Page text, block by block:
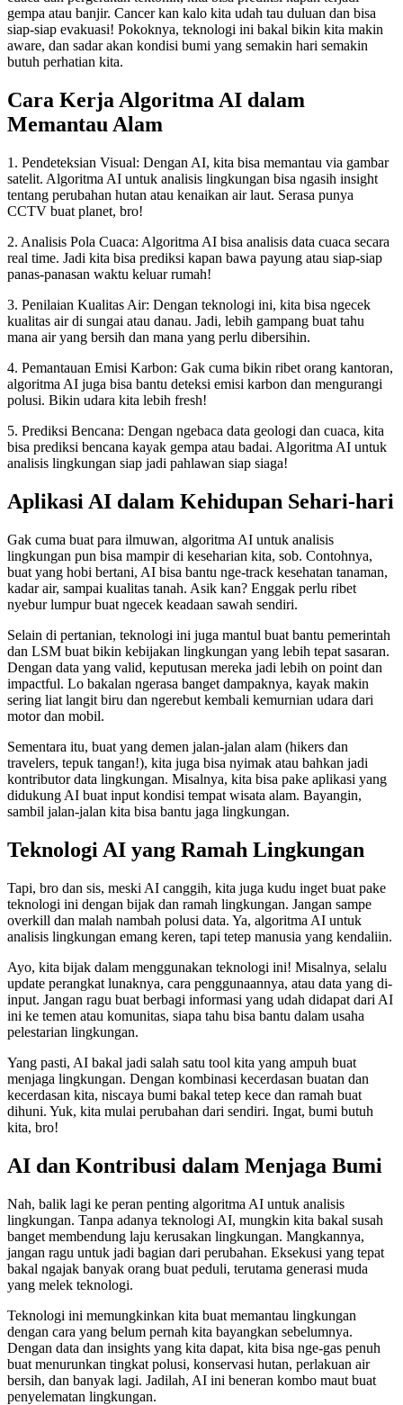
gempa atau banjir. Cancer kan kalo kita udah tau duluan dan bisa
siap-siap evakuasi! Pokoknya, teknologi ini bakal bikin kita makin
aware, dan sadar akan kondisi bumi yang semakin hari semakin
butuh perhatian kita.
Cara Kerja Algoritma AI dalam
Memantau Alam
1. Pendeteksian Visual: Dengan AI, kita bisa memantau via gambar
satelit. Algoritma AI untuk analisis lingkungan bisa ngasih insight
tentang perubahan hutan atau kenaikan air laut. Serasa punya
CCTV buat planet, bro!
2. Analisis Pola Cuaca: Algoritma AI bisa analisis data cuaca secara
real time. Jadi kita bisa prediksi kapan bawa payung atau siap-siap
panas-panasan waktu keluar rumah!
3. Penilaian Kualitas Air: Dengan teknologi ini, kita bisa ngecek
kualitas air di sungai atau danau. Jadi, lebih gampang buat tahu
mana air yang bersih dan mana yang perlu dibersihin.
4. Pemantauan Emisi Karbon: Gak cuma bikin ribet orang kantoran,
algoritma AI juga bisa bantu deteksi emisi karbon dan mengurangi
polusi. Bikin udara kita lebih fresh!
5. Prediksi Bencana: Dengan ngebaca data geologi dan cuaca, kita
bisa prediksi bencana kayak gempa atau badai. Algoritma AI untuk
analisis lingkungan siap jadi pahlawan siap siaga!
Aplikasi AI dalam Kehidupan Sehari-hari
Gak cuma buat para ilmuwan, algoritma AI untuk analisis
lingkungan pun bisa mampir di keseharian kita, sob. Contohnya,
buat yang hobi bertani, AI bisa bantu nge-track kesehatan tanaman,
kadar air, sampai kualitas tanah. Asik kan? Enggak perlu ribet
nyebur lumpur buat ngecek keadaan sawah sendiri.
Selain di pertanian, teknologi ini juga mantul buat bantu pemerintah
dan LSM buat bikin kebijakan lingkungan yang lebih tepat sasaran.
Dengan data yang valid, keputusan mereka jadi lebih on point dan
impactful. Lo bakalan ngerasa banget dampaknya, kayak makin
sering liat langit biru dan ngerebut kembali kemurnian udara dari
motor dan mobil.
Sementara itu, buat yang demen jalan-jalan alam (hikers dan
travelers, tepuk tangan!), kita juga bisa nyimak atau bahkan jadi
kontributor data lingkungan. Misalnya, kita bisa pake aplikasi yang
didukung AI buat input kondisi tempat wisata alam. Bayangin,
sambil jalan-jalan kita bisa bantu jaga lingkungan.
Teknologi AI yang Ramah Lingkungan
Tapi, bro dan sis, meski AI canggih, kita juga kudu inget buat pake
teknologi ini dengan bijak dan ramah lingkungan. Jangan sampe
overkill dan malah nambah polusi data. Ya, algoritma AI untuk
analisis lingkungan emang keren, tapi tetep manusia yang kendaliin.
Ayo, kita bijak dalam menggunakan teknologi ini! Misalnya, selalu
update perangkat lunaknya, cara penggunaannya, atau data yang di-
input. Jangan ragu buat berbagi informasi yang udah didapat dari AI
ini ke temen atau komunitas, siapa tahu bisa bantu dalam usaha
pelestarian lingkungan.
Yang pasti, AI bakal jadi salah satu tool kita yang ampuh buat
menjaga lingkungan. Dengan kombinasi kecerdasan buatan dan
kecerdasan kita, niscaya bumi bakal tetep kece dan ramah buat
dihuni. Yuk, kita mulai perubahan dari sendiri. Ingat, bumi butuh
kita, bro!
AI dan Kontribusi dalam Menjaga Bumi
Nah, balik lagi ke peran penting algoritma AI untuk analisis
lingkungan. Tanpa adanya teknologi AI, mungkin kita bakal susah
banget membendung laju kerusakan lingkungan. Mangkannya,
jangan ragu untuk jadi bagian dari perubahan. Eksekusi yang tepat
bakal ngajak banyak orang buat peduli, terutama generasi muda
yang melek teknologi.
Teknologi ini memungkinkan kita buat memantau lingkungan
dengan cara yang belum pernah kita bayangkan sebelumnya.
Dengan data dan insights yang kita dapat, kita bisa nge-gas penuh
buat menurunkan tingkat polusi, konservasi hutan, perlakuan air
bersih, dan banyak lagi. Jadilah, AI ini beneran kombo maut buat
penyelematan lingkungan.